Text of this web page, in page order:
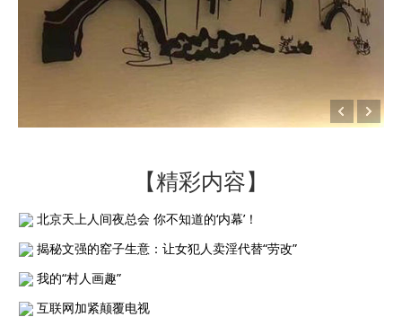
【精彩内容】
北京天上人间夜总会 你不知道的‘内幕’！
揭秘文强的窑子生意：让女犯人卖淫代替“劳改”
我的“村人画趣”
互联网加紧颠覆电视